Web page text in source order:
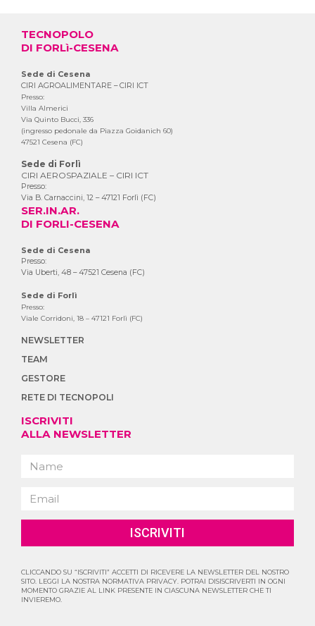
TECNOPOLO
DI FORLì-CESENA
Sede di Cesena
CIRI AGROALIMENTARE – CIRI ICT
Presso:
Villa Almerici
Via Quinto Bucci, 336
(ingresso pedonale da Piazza Goidanich 60)
47521 Cesena (FC)
Sede di Forlì
CIRI AEROSPAZIALE – CIRI ICT
Presso:
Via B. Carnaccini, 12 – 47121 Forlì (FC)
SER.IN.AR.
DI FORLI-CESENA
Sede di Cesena
Presso:
Via Uberti, 48 – 47521 Cesena (FC)
Sede di Forlì
Presso:
Viale Corridoni, 18 – 47121 Forlì (FC)
NEWSLETTER
TEAM
GESTORE
RETE DI TECNOPOLI
ISCRIVITI
ALLA NEWSLETTER
ISCRIVITI
CLICCANDO SU “ISCRIVITI” ACCETTI DI RICEVERE LA NEWSLETTER DEL NOSTRO
SITO. LEGGI LA NOSTRA NORMATIVA PRIVACY. POTRAI DISISCRIVERTI IN OGNI
MOMENTO GRAZIE AL LINK PRESENTE IN CIASCUNA NEWSLETTER CHE TI
INVIEREMO.